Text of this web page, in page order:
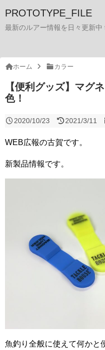
PROTOTYPE_FILE
最新のルアー情報を日々更新
ホーム カラー
【便利グッズ】マグ
色！
2020/10/23 2021/3/11
WEB広報の古賀です。
新製品情報です。
魚釣り全般に使えて何かと